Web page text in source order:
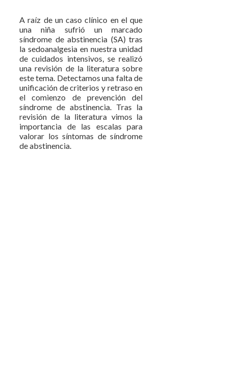
A raíz de un caso clínico en el que
una niña sufrió un marcado
síndrome de abstinencia (SA) tras
la sedoanalgesia en nuestra unidad
de cuidados intensivos, se realizó
una revisión de la literatura sobre
este tema. Detectamos una falta de
unificación de criterios y retraso en
el comienzo de prevención del
síndrome de abstinencia. Tras la
revisión de la literatura vimos la
importancia de las escalas para
valorar los síntomas de síndrome
de abstinencia.